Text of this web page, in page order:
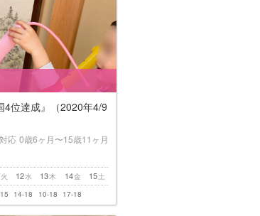
4位達成』（2020年4/9
対応 0歳6ヶ月〜15歳11ヶ月
火 水
12 木
13 金
14 土
15
14-18 10-18 17-18